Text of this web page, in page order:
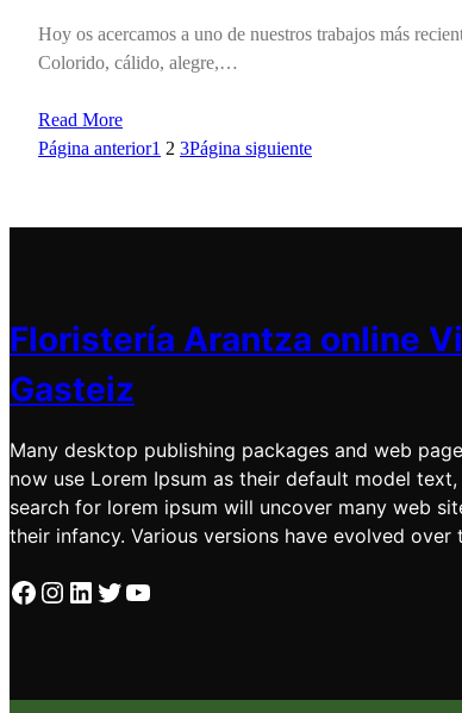
Hoy os acercamos a uno de nuestros trabajos más
Colorido, cálido, alegre,…
Read More
Página anterior1 2 3Página siguiente
Floristería Arantza online
Gasteiz
Many desktop publishing packages and web
now use Lorem Ipsum as their default model text,
search for lorem ipsum will uncover many web
their infancy. Various versions have evolved over
Facebook Instagram LinkedIn Twitter YouTube